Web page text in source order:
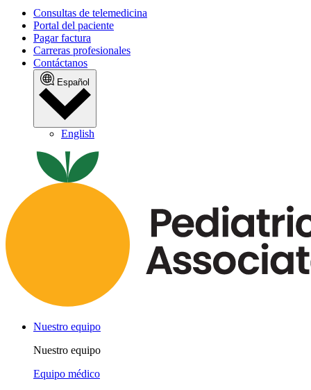
Consultas de telemedicina
Portal del paciente
Pagar factura
Carreras profesionales
Contáctanos
Español
English
Nuestro equipo
Nuestro equipo
Equipo médico